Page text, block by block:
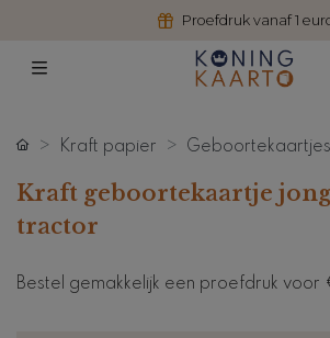
Proefdruk vanaf 1
Kraft papier Geboortekaartjes
Kraft geboortekaartje
tractor
Bestel gemakkelijk een proefdruk voor